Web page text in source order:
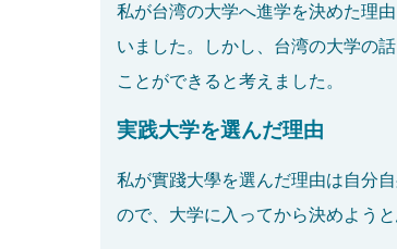
私が台湾の大学へ進学を決めた理
いました。しかし、台湾の大学の
ことができると考えました。
実践大学を選んだ理由
私が實踐大學を選んだ理由は自分
ので、大学に入ってから決めよう